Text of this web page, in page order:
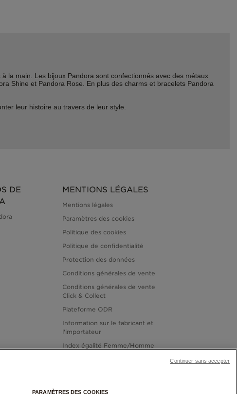
la main. Les bijoux Pandora sont confectionnés avec des métaux
Shine et Pandora Rose. En plus des charms et bracelets Pandora
leur histoire au travers de leur style.
DE
MENTIONS LÉGALES
Mentions légales
Paramètres des cookies
Politique des cookies
Politique de confidentialité
Protection des données
Conditions générales de vente
Conditions générales de vente
Click & Collect
Plateforme ODR
Information sur le fabricant et
l'importateur
Index égalité Femme/Homme
PARAMÈTRES DES COOKIES
Continuer sans accepter